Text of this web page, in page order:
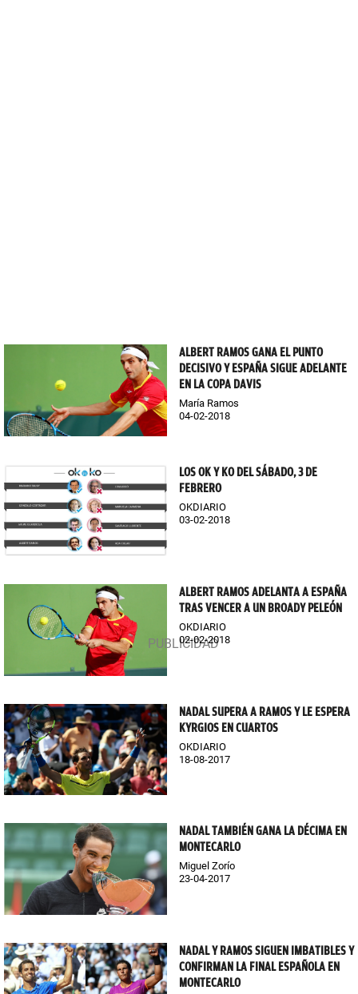
ALBERT RAMOS GANA EL PUNTO
DECISIVO Y ESPAÑA SIGUE ADELANTE
EN LA COPA DAVIS
María Ramos
04-02-2018
LOS OK Y KO DEL SÁBADO, 3 DE
FEBRERO
OKDIARIO
03-02-2018
ALBERT RAMOS ADELANTA A ESPAÑA
TRAS VENCER A UN BROADY PELEÓN
OKDIARIO
02-02-2018
NADAL SUPERA A RAMOS Y LE ESPERA
KYRGIOS EN CUARTOS
OKDIARIO
18-08-2017
NADAL TAMBIÉN GANA LA DÉCIMA EN
MONTECARLO
Miguel Zorío
23-04-2017
NADAL Y RAMOS SIGUEN IMBATIBLES Y
CONFIRMAN LA FINAL ESPAÑOLA EN
MONTECARLO